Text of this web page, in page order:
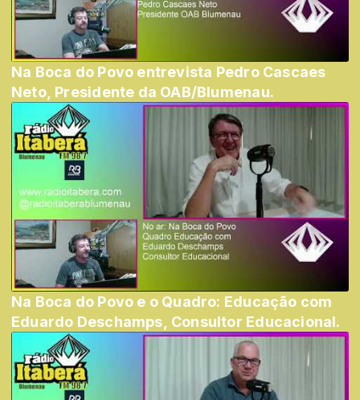
Na Boca do Povo entrevista Pedro Cascaes
Neto, Presidente da OAB/Blumenau.
Na Boca do Povo e o Quadro: Educação com
Eduardo Deschamps, Consultor Educacional.